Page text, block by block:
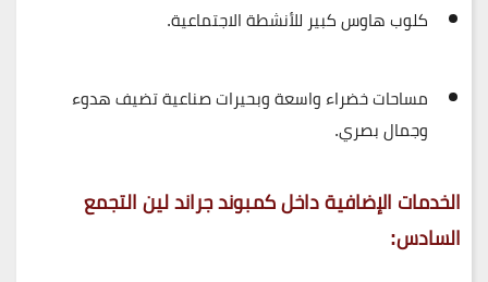
كلوب هاوس كبير للأنشطة الاجتماعية.
مساحات خضراء واسعة وبحيرات صناعية تضيف هدوء
وجمال بصري.
الخدمات الإضافية داخل كمبوند جراند لين التجمع
السادس: